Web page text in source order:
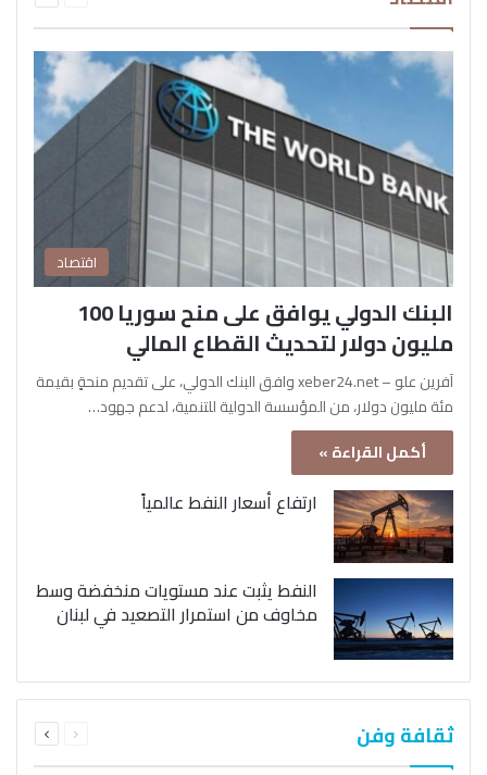
اقتصاد
البنك الدولي يوافق على منح سوريا 100
مليون دولار لتحديث القطاع المالي
آفرين علو – xeber24.net وافق البنك الدولي، على تقديم منحةٍ بقيمة
مئة مليون دولار، من المؤسسة الدولية للتنمية، لدعم جهود…
أكمل القراءة »
ارتفاع أسعار النفط عالمياً
النفط يثبت عند مستويات منخفضة وسط
مخاوف من استمرار التصعيد في لبنان
ثقافة وفن الصفحةالصفحة